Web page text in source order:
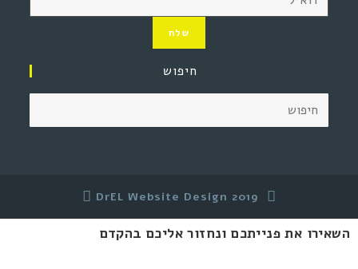
שלח
חיפוש
DrEL Website Design 2019
השאירו את פנייתכם ונחזור אליכם בהקדם